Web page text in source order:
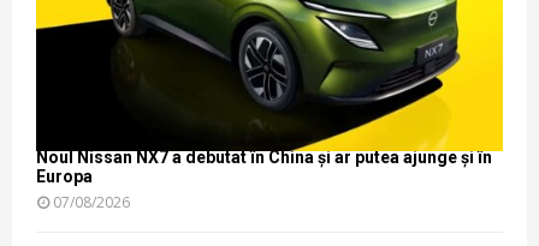
Noul Nissan NX7 a debutat în China și ar putea ajunge și în
Europa
07/08/2026